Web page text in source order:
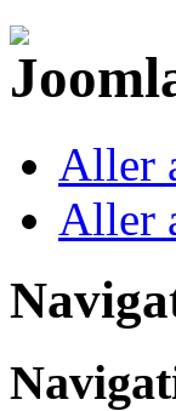
Aller
Aller